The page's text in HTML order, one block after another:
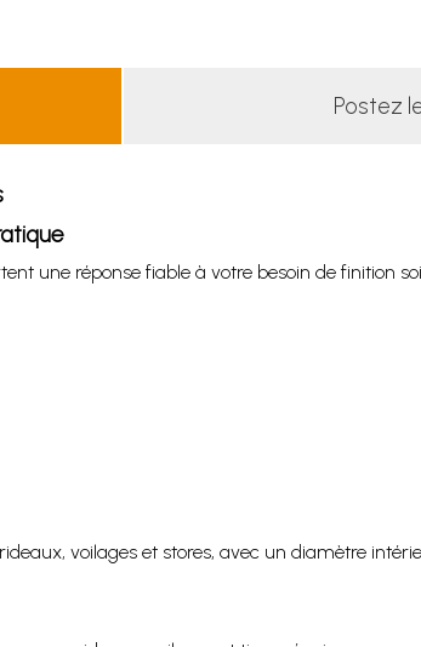
Postez
une réponse fiable à votre besoin de finition
voilages et stores, avec un diamètre